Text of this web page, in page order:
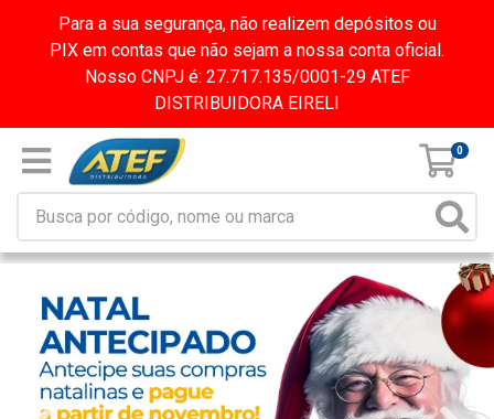
Para a sua segurança, não realizem depósitos ou
PIX em contas que não sejam a nossa conta oficial.
Nosso CNPJ é: 27.717.135/0001-29 ATEF
DISTRIBUIDORA EIRELI
0